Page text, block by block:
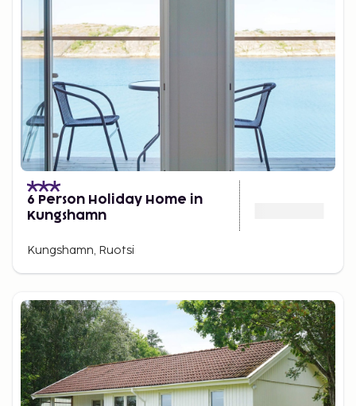
6 Person Holiday Home in
Kungshamn
Kungshamn, Ruotsi